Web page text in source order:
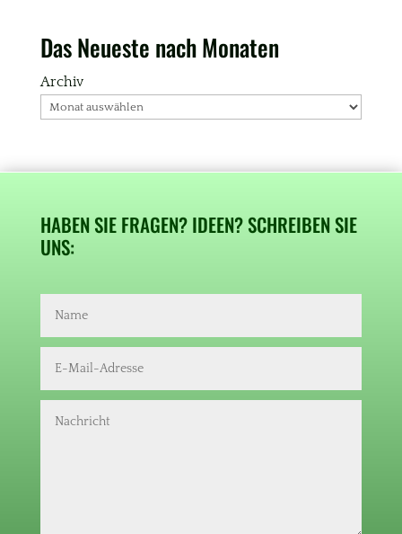
Das Neueste nach Monaten
Archiv
HABEN SIE FRAGEN? IDEEN? SCHREIBEN SIE
UNS: